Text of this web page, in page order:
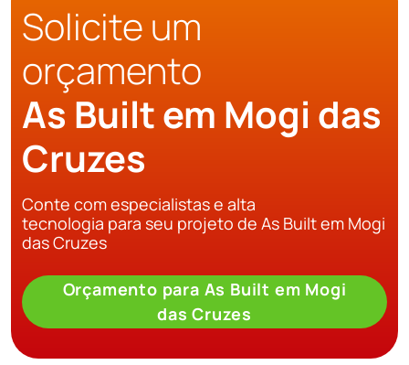
Solicite um
orçamento
As Built em Mogi das
Cruzes
Conte com especialistas e alta
tecnologia para seu projeto de As Built em Mogi
das Cruzes
Orçamento para As Built em Mogi
das Cruzes